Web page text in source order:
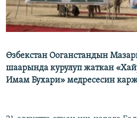
Өзбекстан Ооганстандын
шаарында курулуп жаткан
Имам Бухари» медресесин